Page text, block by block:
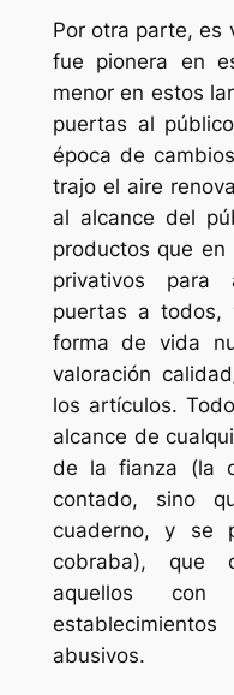
Por otra parte, es
fue pionera en
menor en estos
puertas al
época de
trajo el aire
al alcance del
productos que en
privativos para
puertas a todos,
forma de vida
valoración
los artículos.
alcance de
de la fianza (la
contado, sino
cuaderno, y se
cobraba), que
aquellos con
abusivos.